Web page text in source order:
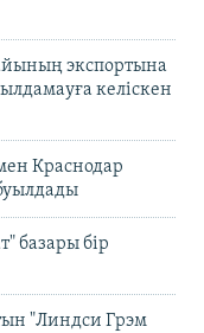
экспортына
келіскен
Краснодар
базары бір
"Линдси Грэм